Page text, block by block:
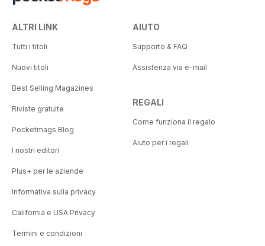
ALTRI LINK
Tutti i titoli
Nuovi titoli
Best Selling Magazines
Riviste gratuite
Pocketmags Blog
I nostri editori
Plus+ per le aziende
Informativa sulla privacy
California e USA Privacy
Termini e condizioni
AIUTO
Supporto & FAQ
Assistenza via e-mail
REGALI
Come funziona il regalo
Aiuto per i regali